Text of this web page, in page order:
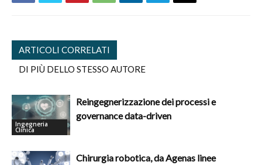
ARTICOLI CORRELATI
DI PIÙ DELLO STESSO AUTORE
Ingegneria
Clinica
Reingegnerizzazione dei processi e
governance data-driven
Chirurgia robotica, da Agenas linee